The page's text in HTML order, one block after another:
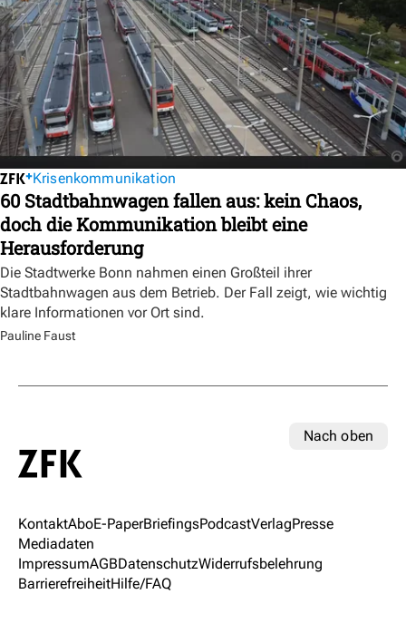
Krisenkommunikation
60 Stadtbahnwagen fallen aus: kein Chaos,
doch die Kommunikation bleibt eine
Herausforderung
Die Stadtwerke Bonn nahmen einen Großteil ihrer
Stadtbahnwagen aus dem Betrieb. Der Fall zeigt, wie wichtig
klare Informationen vor Ort sind.
Pauline Faust
Nach oben
KontaktAboE-PaperBriefingsPodcastVerlagPresse
Mediadaten
ImpressumAGBDatenschutzWiderrufsbelehrung
BarrierefreiheitHilfe/FAQ